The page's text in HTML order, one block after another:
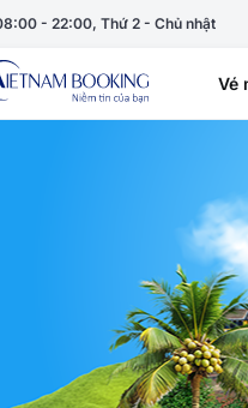
- 22:00, Thứ 2 - Chủ nhật
Vé